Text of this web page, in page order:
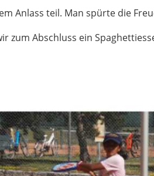
Anlass teil. Man spürte die
zum Abschluss ein